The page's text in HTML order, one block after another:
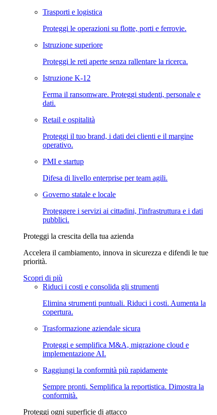
Trasporti e logistica
Proteggi le operazioni su flotte, porti e ferrovie.
Istruzione superiore
Proteggi le reti aperte senza rallentare la ricerca.
Istruzione K-12
Ferma il ransomware. Proteggi studenti, personale e
dati.
Retail e ospitalità
Proteggi il tuo brand, i dati dei clienti e il margine
operativo.
PMI e startup
Difesa di livello enterprise per team agili.
Governo statale e locale
Proteggere i servizi ai cittadini, l'infrastruttura e i dati
pubblici.
Proteggi la crescita della tua azienda
Accelera il cambiamento, innova in sicurezza e difendi le tue
priorità.
Scopri di più
Riduci i costi e consolida gli strumenti
Elimina strumenti puntuali. Riduci i costi. Aumenta la
copertura.
Trasformazione aziendale sicura
Proteggi e semplifica M&A, migrazione cloud e
implementazione AI.
Raggiungi la conformità più rapidamente
Sempre pronti. Semplifica la reportistica. Dimostra la
conformità.
Proteggi ogni superficie di attacco